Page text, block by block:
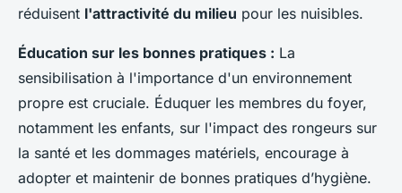
réduisent l'attractivité du milieu pour les nuisibles.
Éducation sur les bonnes pratiques : La
sensibilisation à l'importance d'un environnement
propre est cruciale. Éduquer les membres du foyer,
notamment les enfants, sur l'impact des rongeurs sur
la santé et les dommages matériels, encourage à
adopter et maintenir de bonnes pratiques d’hygiène.